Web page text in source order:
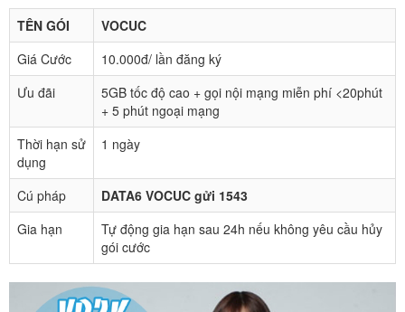
TÊN GÓI
VOCUC
Giá Cước
10.000đ/ lần đăng ký
Ưu đãi
5GB tốc độ cao + gọi nội mạng miễn phí <20phút
+ 5 phút ngoại mạng
Thời hạn sử
dụng
1 ngày
Cú pháp
DATA6 VOCUC gửi 1543
Gia hạn
Tự động gia hạn sau 24h nếu không yêu cầu hủy
gói cước